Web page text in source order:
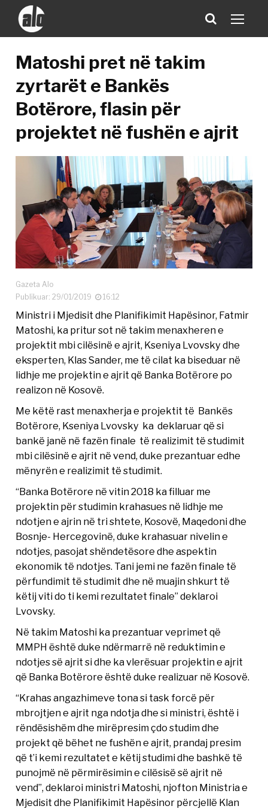
Matoshi pret në takim
zyrtarët e Bankës
Botërore, flasin për
projektet në fushën e ajrit
Gazeta Alo
Publikuar: 29/01/2019
16:12
Ministri i Mjedisit dhe Planifikimit Hapësinor, Fatmir
Matoshi, ka pritur sot në takim menaxheren e
projektit mbi cilësinë e ajrit, Kseniya Lvovsky dhe
eksperten, Klas Sander, me të cilat ka biseduar në
lidhje me projektin e ajrit që Banka Botërore po
realizon në Kosovë.
Me këtë rast menaxherja e projektit të Bankës
Botërore, Kseniya Lvovsky ka deklaruar që si
bankë janë në fazën finale të realizimit të studimit
mbi cilësinë e ajrit në vend, duke prezantuar edhe
mënyrën e realizimit të studimit.
“Banka Botërore në vitin 2018 ka filluar me
projektin për studimin krahasues në lidhje me
ndotjen e ajrin në tri shtete, Kosovë, Maqedoni dhe
Bosnje- Hercegovinë, duke krahasuar nivelin e
ndotjes, pasojat shëndetësore dhe aspektin
ekonomik të ndotjes. Tani jemi ne fazën finale të
përfundimit të studimit dhe në muajin shkurt të
këtij viti do ti kemi rezultatet finale” deklaroi
Lvovsky.
Në takim Matoshi ka prezantuar veprimet që
MMPH është duke ndërmarrë në reduktimin e
ndotjes së ajrit si dhe ka vlerësuar projektin e ajrit
që Banka Botërore është duke realizuar në Kosovë.
“Krahas angazhimeve tona si task forcë për
mbrojtjen e ajrit nga ndotja dhe si ministri, është i
rëndësishëm dhe mirëpresim çdo studim dhe
projekt që bëhet ne fushën e ajrit, prandaj presim
që t’i kemi rezultatet e këtij studimi dhe bashkë të
punojmë në përmirësimin e cilësisë së ajrit në
vend”, deklaroi ministri Matoshi, njofton Ministria e
Mjedisit dhe Planifikimit Hapësinor përcjellë Klan